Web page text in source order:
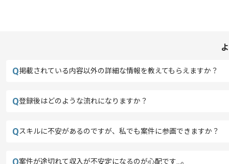
Q掲載されている内容以外の詳細な情報を教えてもらえますか？
Q登録後はどのような流れになりますか？
Qスキルに不安があるのですが、私でも案件に参画できますか？
Q案件が途切れて収入が不安定になるのが心配です…。